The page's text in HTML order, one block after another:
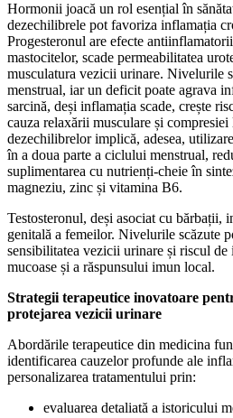
Hormonii joacă un rol esențial în
dezechilibrele pot favoriza inflamația
Progesteronul are efecte
mastocitelor, scade permeabilitatea
musculatura vezicii urinare. Nivelurile
menstrual, iar un deficit poate agrava
sarcină, deși inflamația scade, crește
cauza relaxării musculare și compresiei
dezechilibrelor implică, adesea,
în a doua parte a ciclului menstrual,
suplimentarea cu nutrienți-cheie în
magneziu, zinc și vitamina B6.
Testosteronul, deși asociat cu bărbații,
genitală a femeilor. Nivelurile scăzute
sensibilitatea vezicii urinare și riscul
mucoase și a răspunsului imun local.
Strategii terapeutice inovatoare
protejarea vezicii urinare
Abordările terapeutice din medicina
identificarea cauzelor profunde ale
personalizarea tratamentului prin:
evaluarea detaliată a istoricului